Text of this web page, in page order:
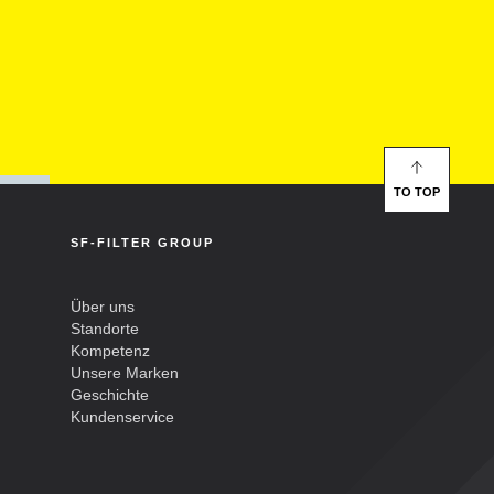
SF-FILTER GROUP
Über uns
Standorte
Kompetenz
Unsere Marken
Geschichte
Kundenservice
TO TOP